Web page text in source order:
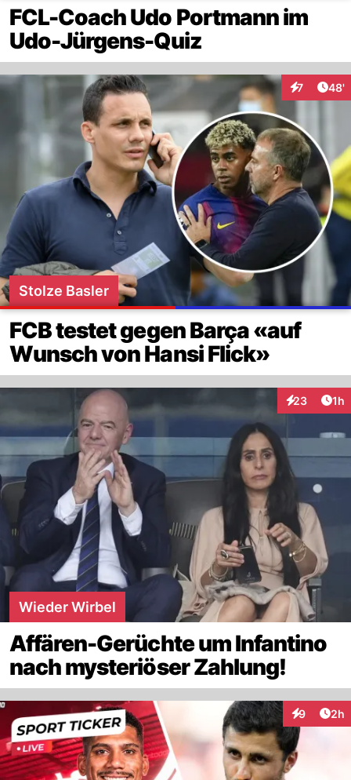
FCL-Coach Udo Portmann im
Udo-Jürgens-Quiz
7 48'
Stolze Basler
FCB testet gegen Barça «auf
Wunsch von Hansi Flick»
23
Interaktionen
1h
Wieder Wirbel
Affären-Gerüchte um Infantino
nach mysteriöser Zahlung!
9 2h